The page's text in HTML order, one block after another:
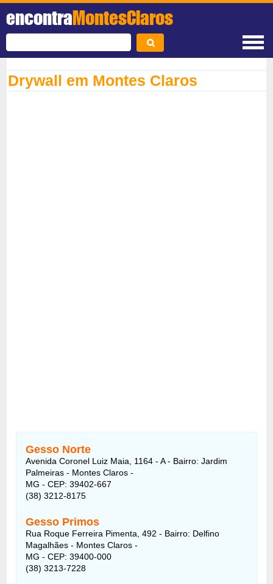
encontraMontesClaros
Drywall em Montes Claros
Gesso Norte
Avenida Coronel Luiz Maia, 1164 - A - Bairro: Jardim
Palmeiras - Montes Claros -
MG - CEP: 39402-667
(38) 3212-8175
Gesso Primos
Rua Roque Ferreira Pimenta, 492 - Bairro: Delfino
Magalhães - Montes Claros -
MG - CEP: 39400-000
(38) 3213-7228